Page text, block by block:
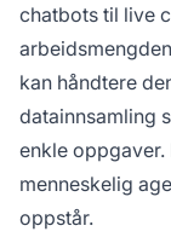
chatbots til live
kan håndtere
datainnsamling
enkle oppgaver.
menneskelig
oppstår.